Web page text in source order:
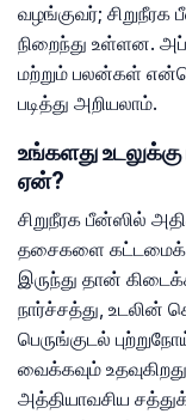
வழங்குவர்;
நிறைந்து உள்ளன.
மற்றும் பலன்கள்
படித்து அறியலாம்.
உங்களது
ஏன்?
சிறுநீரக பீன்ஸில்
தசைகளை கட்டமைக்க
இருந்து தான்
நார்ச்சத்து, உடலின்
பெருங்குடல்
வைக்கவும்
அத்தியாவசிய